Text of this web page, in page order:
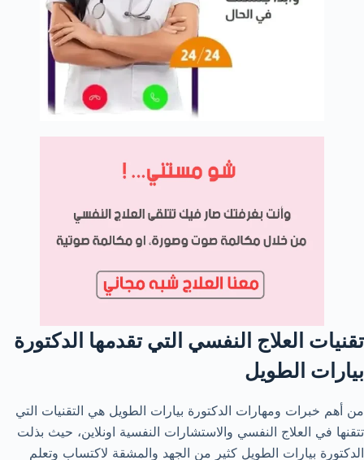
تقنيات العلاج النفسي التي تقدمها الدكتورة
بيارات الطويل
من أهم خبرات ومهارات الدكتورة بيارات الطويل هي التقنيات التي
تتقنها في العلاج النفسي والاستشارات النفسية اونلاين، حيث بذلت
الدكتورة بيارات الطويل كثير من الجهد والمشقة لاكتساب وتعلم